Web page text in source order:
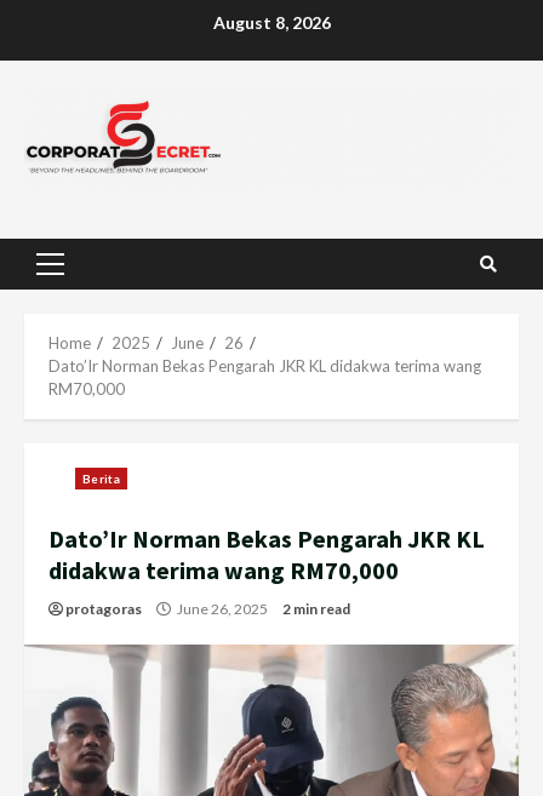
August 8, 2026
Primary
Home 2025 June
26
Dato’Ir Norman Bekas Pengarah JKR KL didakwa terima wang
RM70,000
Berita
Dato’Ir Norman Bekas Pengarah JKR KL
didakwa terima wang RM70,000
protagoras June 26, 2025 2 min read